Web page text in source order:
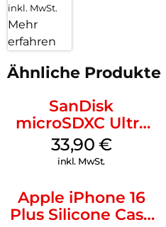
inkl. MwSt.
Mehr
erfahren
Ähnliche Produkte
SanDisk
microSDXC Ultra
128 GB + Adapter
Mobile
33,90 €
inkl. MwSt.
Apple iPhone 16
Plus Silicone Case